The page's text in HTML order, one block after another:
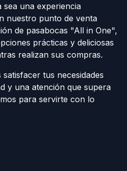
sea una experiencia
nuestro punto de venta
de pasabocas "All in One",
prácticas y deliciosas
realizan sus compras.
tus necesidades
y una atención que supera
para servirte con lo